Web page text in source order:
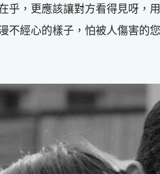
乎，更應該讓對方看得見呀，
不經心的樣子，怕被人傷害的